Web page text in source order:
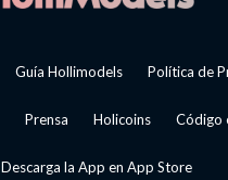
Guía Hollimodels Política de
Prensa Holicoins Código
Descarga la App en App Store